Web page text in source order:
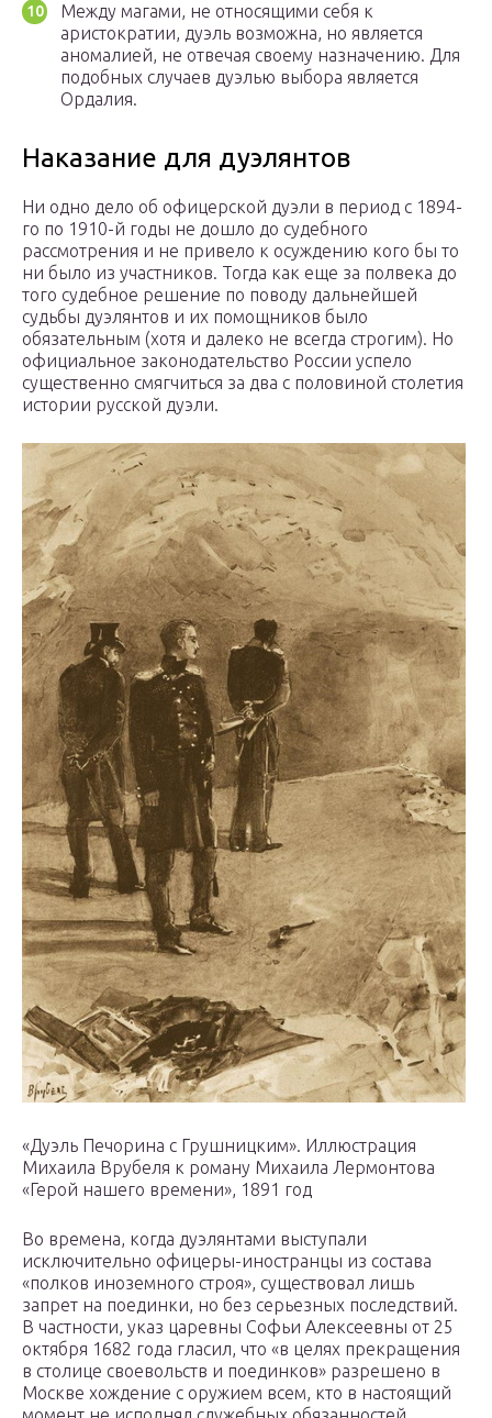
Между магами, не относящими себя к
аристократии, дуэль возможна, но является
аномалией, не отвечая своему назначению. Для
подобных случаев дуэлью выбора является
Ордалия.
Наказание для дуэлянтов
Ни одно дело об офицерской дуэли в период с 1894-
го по 1910-й годы не дошло до судебного
рассмотрения и не привело к осуждению кого бы то
ни было из участников. Тогда как еще за полвека до
того судебное решение по поводу дальнейшей
судьбы дуэлянтов и их помощников было
обязательным (хотя и далеко не всегда строгим). Но
официальное законодательство России успело
существенно смягчиться за два с половиной столетия
истории русской дуэли.
«Дуэль Печорина с Грушницким». Иллюстрация
Михаила Врубеля к роману Михаила Лермонтова
«Герой нашего времени», 1891 год
Во времена, когда дуэлянтами выступали
исключительно офицеры-иностранцы из состава
«полков иноземного строя», существовал лишь
запрет на поединки, но без серьезных последствий.
В частности, указ царевны Софьи Алексеевны от 25
октября 1682 года гласил, что «в целях прекращения
в столице своевольств и поединков» разрешено в
Москве хождение с оружием всем, кто в настоящий